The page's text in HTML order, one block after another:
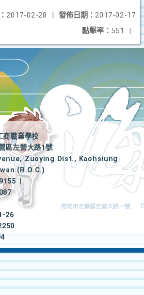
發佈日期： 2017-02-17
2017-02-28
|
點擊率： 551 |
商職業學校
區左營大路1號
Zuoying Dist., Kaohsiung
(R.O.C.)
|
26